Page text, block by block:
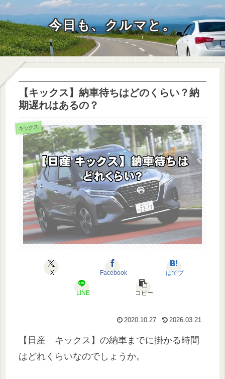
今日も、クルマと。
【キックス】納車待ちはどのくらい？納
期遅れはあるの？
キックス
X Facebook はてブ
LINE コピー
2020.10.27 2026.03.21
【日産 キックス】の納車までに掛かる時間
はどれくらいなのでしょうか。